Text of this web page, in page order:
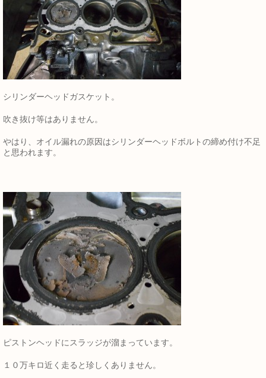
シリンダーヘッドガスケット。
吹き抜け等はありません。
やはり、オイル漏れの原因はシリンダーヘッドボルトの締め付け不足
と思われます。
ピストンヘッドにスラッジが溜まっています。
１０万キロ近く走ると珍しくありません。